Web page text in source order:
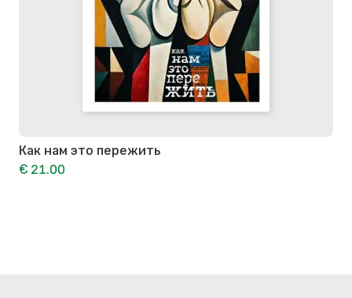
Как нам это пережить
€ 21.00